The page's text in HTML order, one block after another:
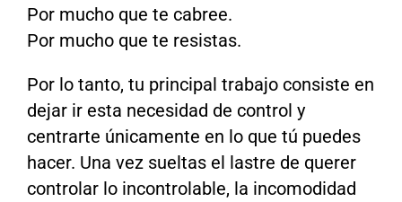
Por mucho que te cabree.
Por mucho que te resistas.
Por lo tanto, tu principal trabajo consiste en
dejar ir esta necesidad de control y
centrarte únicamente en lo que tú puedes
hacer. Una vez sueltas el lastre de querer
controlar lo incontrolable, la incomodidad